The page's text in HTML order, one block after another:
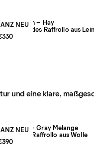
NEU
Linen – Hay
Raffrollo aus
und eine klare,
NEU – Gray Melange
Raffrollo aus Wolle